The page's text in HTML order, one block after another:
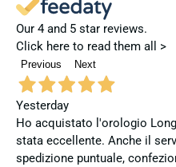
Our 4 and 5 star reviews.
Click here to read them all >
Previous Next
Yesterday
Ho acquistato l'orologio
stata eccellente. Anche il
spedizione puntuale,